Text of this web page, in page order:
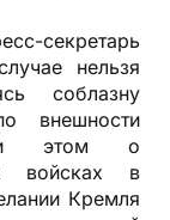
секретарь
нельзя
соблазну
внешности
этом о
войсках в
Кремля